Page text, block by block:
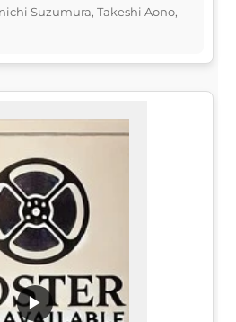
Suzumura, Takeshi Aono,
▶